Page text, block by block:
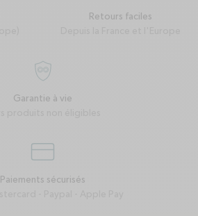
Retours faciles
garantie-a-vie
Garantie à vie
credit-card
Paiements sécurisés